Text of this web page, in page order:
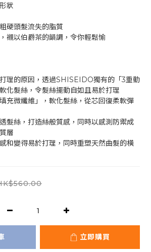
狀
硬頭髮流失的脂質
襯以伯爵茶的韻調，令你輕鬆愉
理的原因，透過SHISEIDO獨有的「3重動
化髮絲，令髮絲擺動自如且易於打理
充微纖維」，軟化髮絲，從芯回復柔軟彈
髮絲，打造絲般質感，同時以感測防禦成
層
和變得易於打理，同時重塑天然曲髮的橫
立即購買